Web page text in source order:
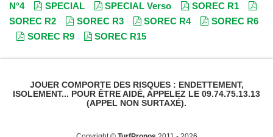
N°4
SPECIAL SPECIAL Verso
SOREC R1
SOREC R2
SOREC R3 SOREC R4
SOREC R6
SOREC R9
SOREC R15
JOUER COMPORTE DES RISQUES : ENDETTEMENT,
ISOLEMENT... POUR ÊTRE AIDÉ, APPELEZ LE 09.74.75.13.13
(APPEL NON SURTAXÉ).